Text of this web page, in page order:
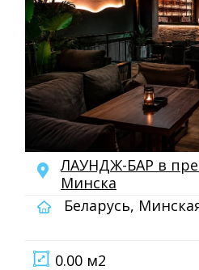
ЛАУНДЖ-БАР в
Минска
Беларусь,
0.00 м2